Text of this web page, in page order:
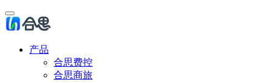
产品
合思费控
合思商旅